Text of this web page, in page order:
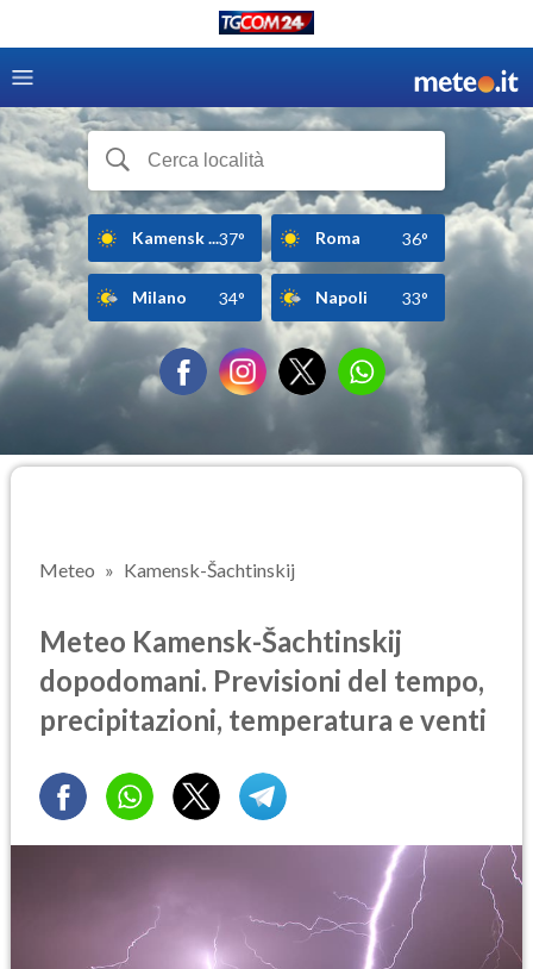
Kamensk ...37° Roma 36°
Milano 34° Napoli 33°
Meteo Kamensk-Šachtinskij
Meteo Kamensk-Šachtinskij
dopodomani. Previsioni del tempo,
precipitazioni, temperatura e venti